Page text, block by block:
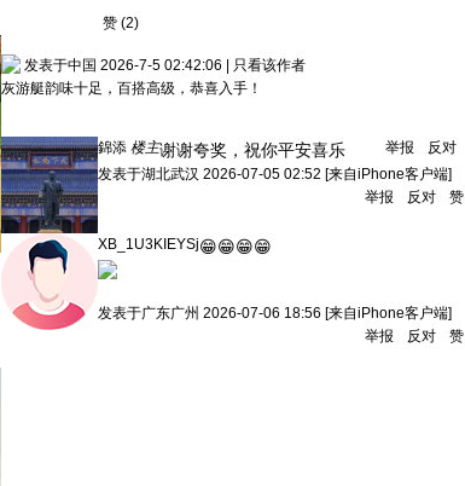
赞 (2)
发表于中国 2026-7-5 02:42:06
只看该作者
灰游艇韵味十足，百搭高级，恭喜入手！
举报 反对
錦添 楼主谢谢夸奖，祝你平安喜乐
发表于湖北武汉 2026-07-05 02:52 [来自iPhone客户端]
举报
反对 赞
XB_1U3KIEYSj😁😁😁😁
发表于广东广州 2026-07-06 18:56 [来自iPhone客户端]
举报
反对 赞